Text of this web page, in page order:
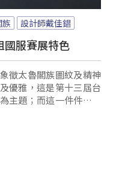
設計師戴佳錩
國服賽展特色
徵太魯閣族圖紋及精神
優雅，這是第十三屆台
主題；而這一件件都是
戴佳錩操刀設計，創作